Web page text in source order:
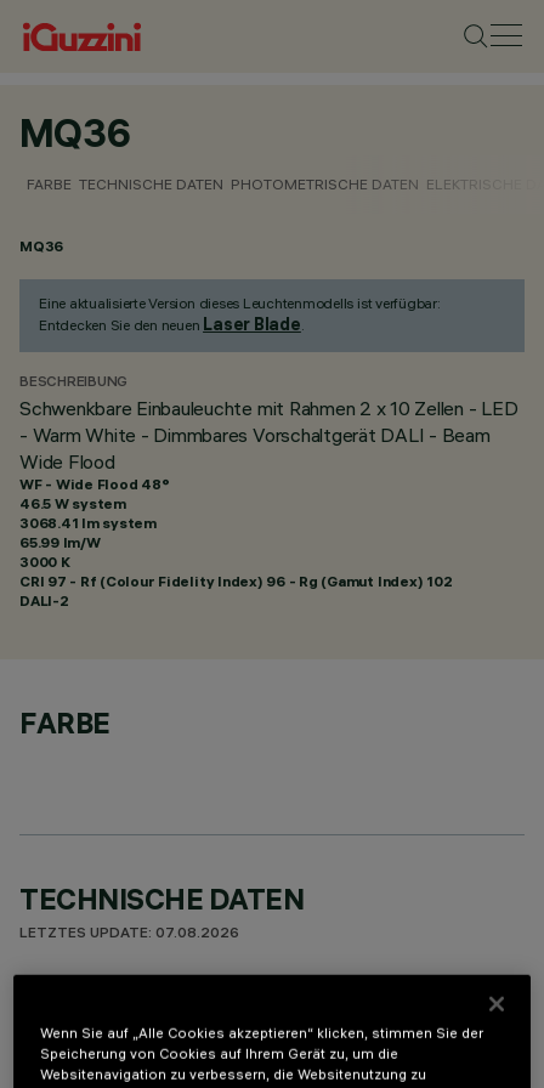
MQ36
FARBE TECHNISCHE DATEN PHOTOMETRISCHE DATEN ELEKTRISCHE
MQ36
Eine aktualisierte Version dieses Leuchtenmodells ist verfügbar:
Entdecken Sie den neuen Laser Blade.
BESCHREIBUNG
Schwenkbare Einbauleuchte mit Rahmen 2 x 10 Zellen - LED
- Warm White - Dimmbares Vorschaltgerät DALI - Beam
Wide Flood
WF - Wide Flood 48°
46.5 W system
3068.41 lm system
65.99 lm/W
3000 K
CRI 97 - Rf (Colour Fidelity Index) 96 - Rg (Gamut Index) 102
DALI-2
FARBE
TECHNISCHE DATEN
LETZTES UPDATE: 07.08.2026
Rechteckige Einbauleuchte mit LED. Strukturgehäuse aus
profiliertem Stahlblech mit Anschlag-Außenrand. Der lineare
Wenn Sie auf „Alle Cookies akzeptieren“ klicken, stimmen Sie der
Speicherung von Cookies auf Ihrem Gerät zu, um die
Websitenavigation zu verbessern, die Websitenutzung zu